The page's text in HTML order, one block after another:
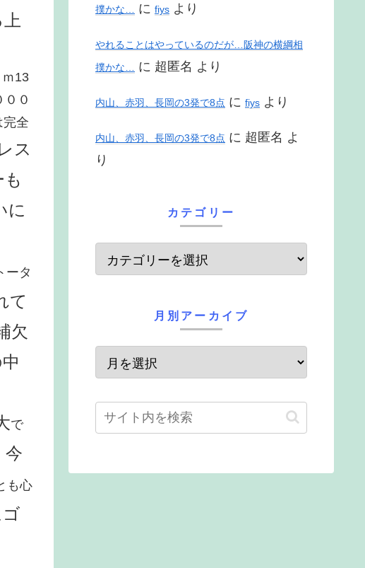
13
０
完全
ス
に
ータ
て
欠
で
今
も心
撲かな… に fiys より
やれることはやっているのだが…阪神の横綱相
撲かな… に 超匿名 より
内山、赤羽、長岡の3発で8点 に fiys より
内山、赤羽、長岡の3発で8点 に 超匿名 よ
り
カテゴリー
月別アーカイブ